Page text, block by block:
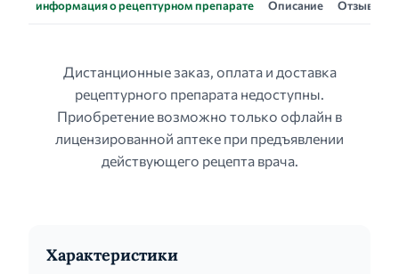
информация о рецептурном препарате Описание Отзывы
Дистанционные заказ, оплата и доставка
рецептурного препарата недоступны.
Приобретение возможно только офлайн в
лицензированной аптеке при предъявлении
действующего рецепта врача.
Характеристики